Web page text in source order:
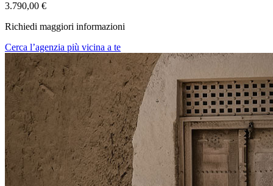
3.790,00 €
Richiedi maggiori informazioni
Cerca l’agenzia più vicina a te